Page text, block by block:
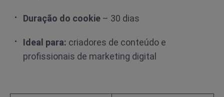
Duração do cookie – 30 dias
Ideal para: criadores de conteúdo e
profissionais de marketing digital